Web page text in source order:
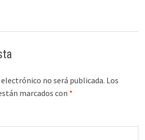
no será publicada. Los
marcados con *